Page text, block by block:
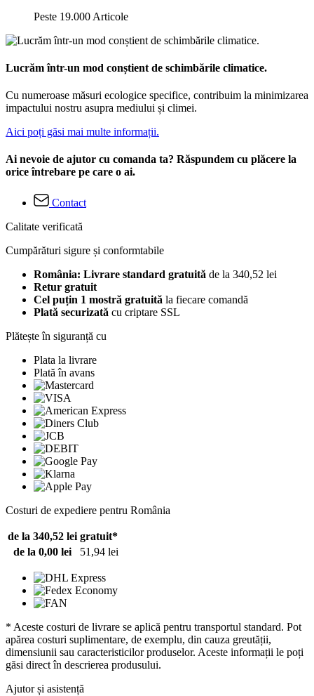
Peste 19.000 Articole
Lucrăm într-un mod conștient de schimbările climatice.
Cu numeroase măsuri ecologice specifice, contribuim la minimizarea
impactului nostru asupra mediului și climei.
Aici poți găsi mai multe informații.
Ai nevoie de ajutor cu comanda ta? Răspundem cu plăcere la
orice întrebare pe care o ai.
Contact
Calitate verificată
Cumpărături sigure și conformtabile
România: Livrare standard gratuită de la 340,52 lei
Retur gratuit
Cel puțin 1 mostră gratuită la fiecare comandă
Plată securizată cu criptare SSL
Plătește în siguranță cu
Plata la livrare
Plată în avans
Costuri de expediere pentru România
de la 340,52 lei gratuit*
de la 0,00 lei
51,94 lei
* Aceste costuri de livrare se aplică pentru transportul standard. Pot
apărea costuri suplimentare, de exemplu, din cauza greutății,
dimensiunii sau caracteristicilor produselor. Aceste informații le poți
găsi direct în descrierea produsului.
Ajutor și asistență